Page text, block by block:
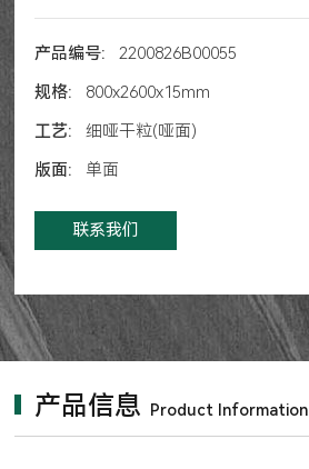
产品编号:
2200826B00055
规格:
800x2600x15mm
工艺:
细哑干粒(哑面)
版面:
单面
联系我们
产品信息 Product Information